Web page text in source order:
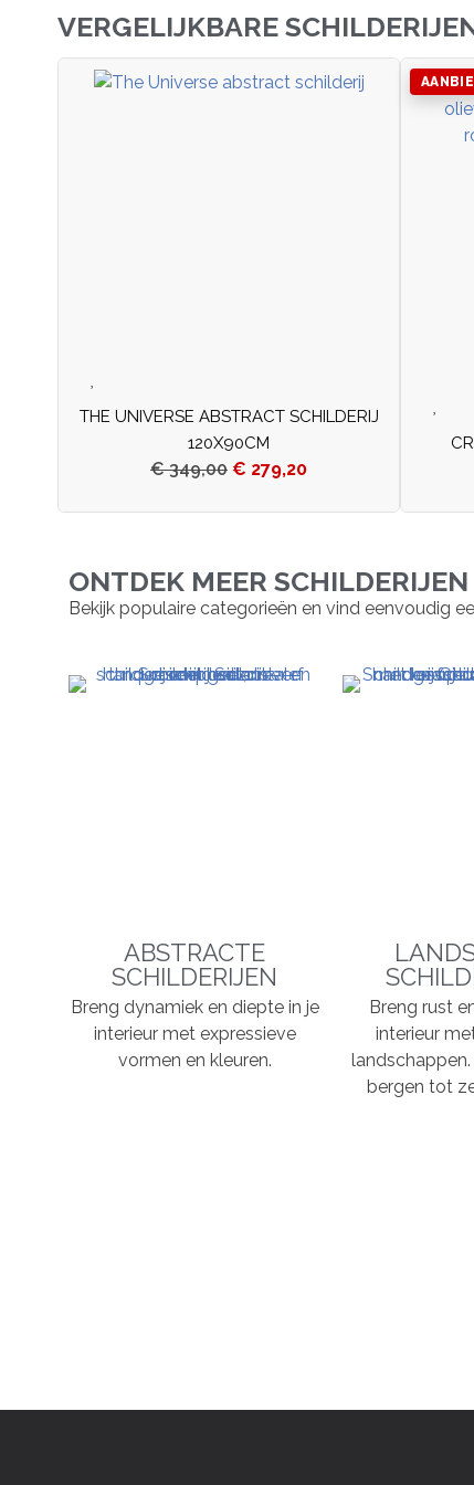
VERGELIJKBARE
THE UNIVERSE ABSTRACT SCHILDERIJ
120X90CM
€349,00 € 279,20
ONTDEK MEER SCHILDERIJEN
Bekijk populaire categorieën en vind eenvoudig
ABSTRACTE
SCHILDERIJEN
Breng dynamiek en diepte in je
interieur met expressieve
vormen en kleuren.
Breng rust
interieur
landschappen.
bergen tot